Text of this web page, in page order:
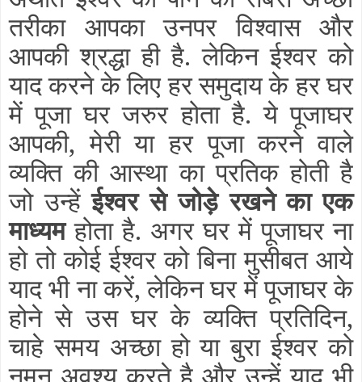
तरीका आपका उनपर विश्वास और
आपकी श्रद्धा ही है. लेकिन ईश्वर को
याद करने के लिए हर समुदाय के हर घर
में पूजा घर जरुर होता है. ये पूजाघर
आपकी, मेरी या हर पूजा करने वाले
व्यक्ति की आस्था का प्रतिक होती है
जो उन्हेंईश्वर से जोड़े रखने का एक
माध्यमहोता है. अगर घर में पूजाघर ना
हो तो कोई ईश्वर को बिना मुसीबत आये
याद भी ना करें, लेकिन घर में पूजाघर के
होने से उस घर के व्यक्ति प्रतिदिन,
चाहे समय अच्छा हो या बुरा ईश्वर को